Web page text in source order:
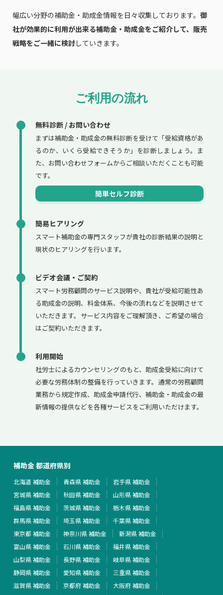
幅広い分野の補助金・助成金情報を日々収集しております。 御
社が効果的に利用が出来る補助金・助成金をご紹介して、販売
戦略をご一緒に検討していきます。
ご利用の流れ
無料診断 / お問い合わせ
まずは補助金・助成金の無料診断を受けて「受給資格があ
るのか、いくら受給できそうか」を診断しましょう。ま
た、お問い合わせフォームからご相談いただくことも可能
です。
簡単セルフ診断
簡易ヒアリング
スマート補助金の専門スタッフが貴社の診断結果の説明と
現状のヒアリングを行います。
ビデオ会議・ご契約
スマート労務顧問のサービス説明や、貴社が受給可能性あ
る助成金の説明、料金体系、今後の流れなどを説明させて
いただきます。サービス内容をご理解頂き、ご希望の場合
はご契約いただきます。
利用開始
社労士によるカウンセリングのもと、助成金受給に向けて
必要な労務体制の整備を行っていきます。通常の労務顧問
業務から規定作成、助成金申請代行、補助金・助成金の最
新情報の提供などを各種サービスをご利用いただけます。
補助金 都道府県別
北海道 補助金 青森県 補助金
岩手県 補助金
宮城県 補助金
秋田県 補助金
山形県 補助金
福島県 補助金
茨城県 補助金
栃木県 補助金
群馬県 補助金
埼玉県 補助金
千葉県 補助金
東京都 補助金
神奈川県 補助金
新潟県 補助金
富山県 補助金
石川県 補助金
福井県 補助金
山梨県 補助金
長野県 補助金
岐阜県 補助金
静岡県 補助金
愛知県 補助金
三重県 補助金
滋賀県 補助金
京都府 補助金
大阪府 補助金